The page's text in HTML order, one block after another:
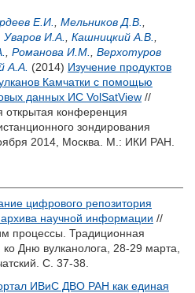
Е.И. Мельников Д.В.
Уваров И.А. Кашницкий А.В.
Романова И.М.
Верхотуров
А.А. (2014) Изучение продуктов
Камчатки с помощью
данных ИС VolSatView //
открытая конференция
зондирования
2014, Москва. М.: ИКИ РАН.
цифрового репозитория
научной информации //
процессы. Традиционная
Дню вулканолога, 28-29 марта,
С. 37-38.
ИВиС ДВО РАН как единая